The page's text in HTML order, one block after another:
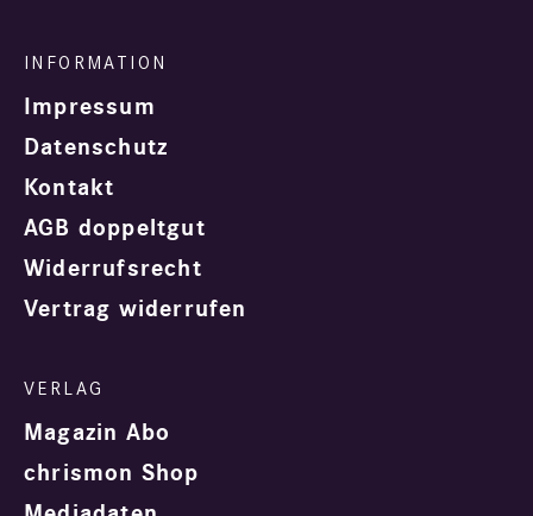
Impressum
Datenschutz
Kontakt
AGB doppeltgut
Widerrufsrecht
Vertrag widerrufen
Magazin Abo
chrismon Shop